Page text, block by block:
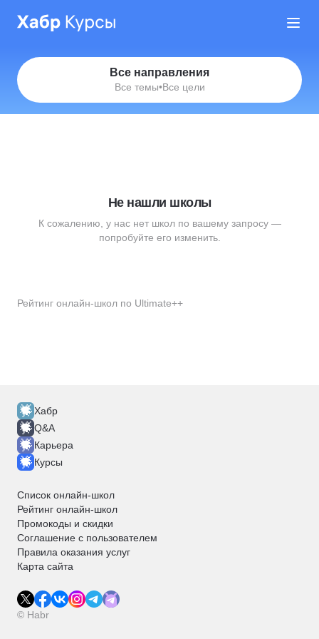
Все направления
Все темы•Все цели
Рейтинг онлайн-школ по Ultimate++
Не нашли школы
К сожалению, у нас нет школ по вашему запросу —
попробуйте его изменить.
Хабр
Q&A
Карьера
Курсы
Список онлайн-школ
Рейтинг онлайн-школ
Промокоды и скидки
Соглашение с пользователем
Правила оказания услуг
Карта сайта
© Habr